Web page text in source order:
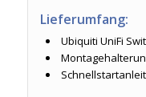
Lieferumfang:
Ubiquiti UniFi